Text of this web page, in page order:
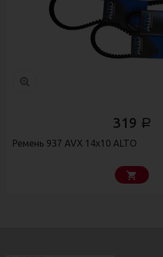
319 Р
Ремень 937 AVX 14х10 ALTO